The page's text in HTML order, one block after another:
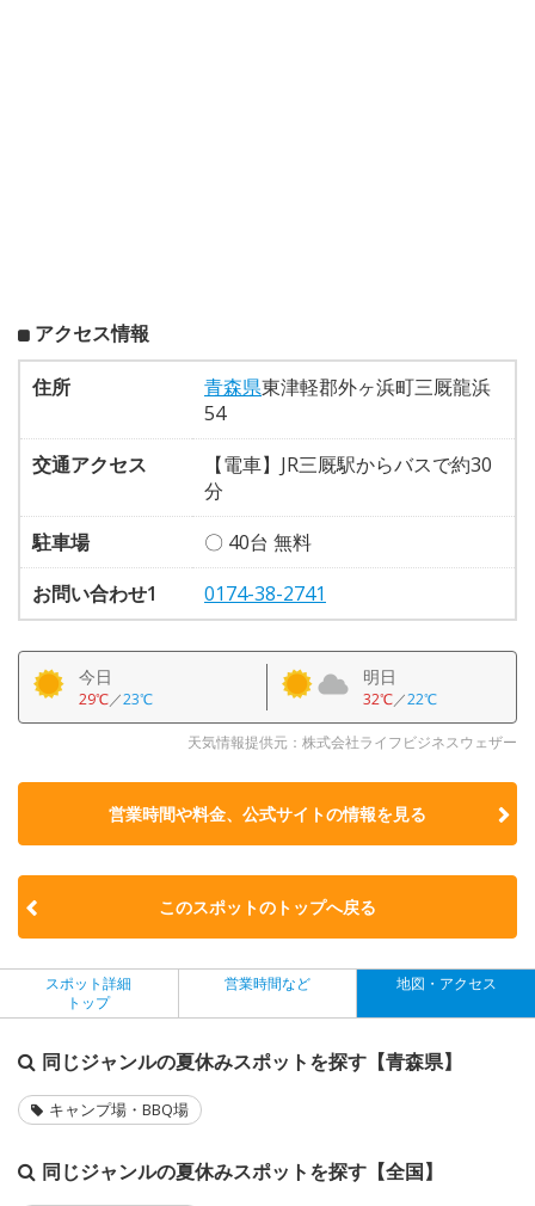
アクセス情報
住所 青森県東津軽郡外ヶ浜町三厩龍浜
54
交通アクセス
【電車】JR三厩駅からバスで約30
分
駐車場
〇 40台 無料
お問い合わせ1
0174-38-2741
今日
29℃／23℃
明日
32℃／22℃
天気情報提供元：株式会社ライフビジネスウェザー
営業時間や料金、公式サイトの情報を見る
このスポットのトップへ戻る
スポット詳細
トップ
営業時間など 地図・アクセス
同じジャンルの夏休みスポットを探す【青森県】
キャンプ場・BBQ場
同じジャンルの夏休みスポットを探す【全国】